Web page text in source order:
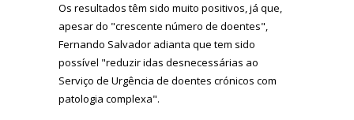
Os resultados têm sido muito positivos, já que,
apesar do "crescente número de doentes",
Fernando Salvador adianta que tem sido
possível "reduzir idas desnecessárias ao
Serviço de Urgência de doentes crónicos com
patologia complexa".